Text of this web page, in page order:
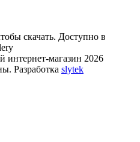
скачать. Доступно в
интернет-магазин 2026
Разработка slytek